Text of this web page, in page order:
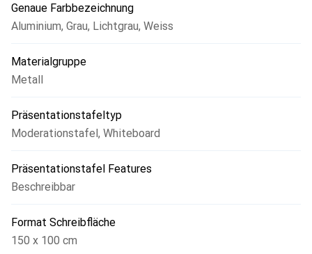
Genaue Farbbezeichnung
Aluminium, Grau, Lichtgrau, Weiss
Materialgruppe
Metall
Präsentationstafeltyp
Moderationstafel , Whiteboard
Präsentationstafel Features
Beschreibbar
Format Schreibfläche
150 x 100 cm